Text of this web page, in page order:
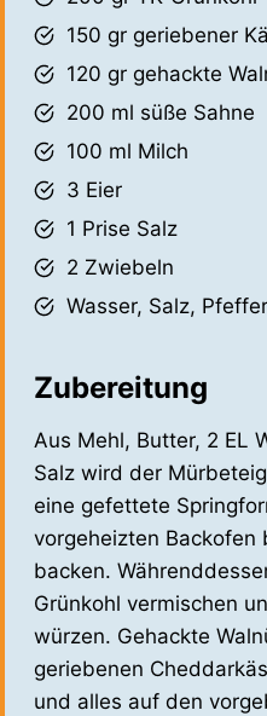
150 gr geriebener
120 gr gehackte
200 ml süße Sahne
100 ml Milch
3 Eier
1 Prise Salz
2 Zwiebeln
Wasser, Salz, Pfeffer
Zubereitung
Aus Mehl, Butter, 2 EL
Salz wird der
eine gefettete
vorgeheizten Backofen
backen.
Grünkohl vermischen
würzen. Gehackte
geriebenen
und alles auf den